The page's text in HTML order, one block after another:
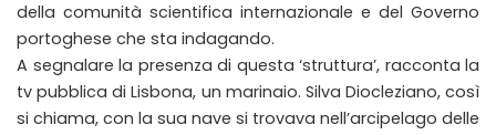
della comunità scientifica internazionale e del Governo
portoghese che sta indagando.
A segnalare la presenza di questa ‘struttura’, racconta la
tv pubblica di Lisbona, un marinaio. Silva Diocleziano, così
si chiama, con la sua nave si trovava nell’arcipelago delle